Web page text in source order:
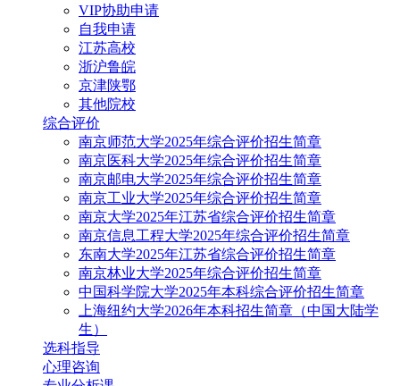
VIP协助申请
自我申请
江苏高校
浙沪鲁皖
京津陕鄂
其他院校
综合评价
南京师范大学2025年综合评价招生简章
南京医科大学2025年综合评价招生简章
南京邮电大学2025年综合评价招生简章
南京工业大学2025年综合评价招生简章
南京大学2025年江苏省综合评价招生简章
南京信息工程大学2025年综合评价招生简章
东南大学2025年江苏省综合评价招生简章
南京林业大学2025年综合评价招生简章
中国科学院大学2025年本科综合评价招生简章
上海纽约大学2026年本科招生简章（中国大陆学
生）
选科指导
心理咨询